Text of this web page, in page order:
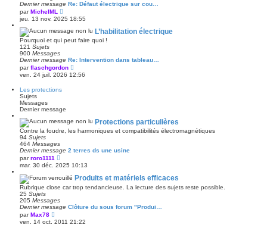
m
e
s
a
e
Dernier message Re: Défaut électrique sur cou…
parMichelML
o
i
r
e
r
n
i
s
a
e
jeu. 13 nov. 2025 18:55
L’habilitation électrique
Pourquoi et qui peut faire quoi !
121 Sujets
900 Messages
Dernier message Re: Intervention dans tableau…
parflaschgordon
o
i
n
i
m
s
a
e
ven. 24 juil. 2026 12:56
Les protections
Sujets
Messages
Dernier message
Protections particulières
Contre la foudre, les harmoniques et compatibilités électromagnétiques
94 Sujets
464 Messages
Dernier message 2 terres ds une usine
parroro1111
o
r
e
e
r
i
mar. 30 déc. 2025 10:13
Produits et matériels efficaces
Rubrique close car trop tendancieuse. La lecture des sujets reste possible.
25 Sujets
205 Messages
Dernier message Clôture du sous forum "Produi…
parMax78
o
i
ven. 14 oct. 2011 21:22